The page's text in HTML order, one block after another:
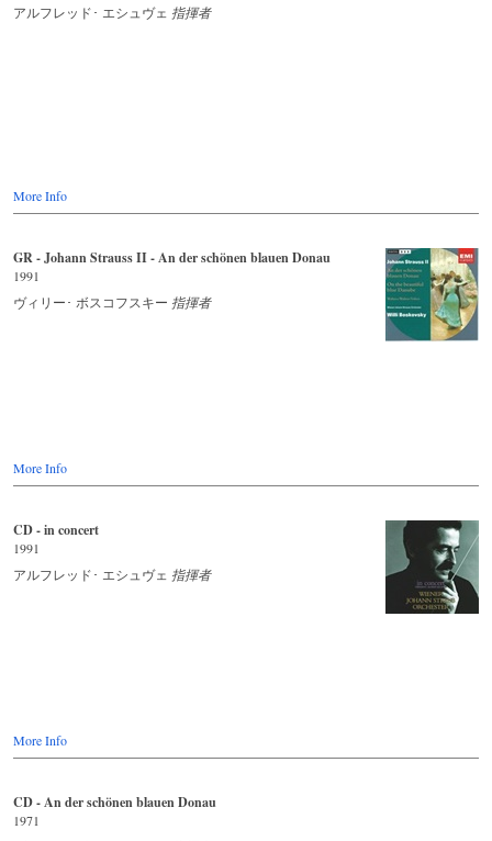
アルフレッド･ エシュヴェ 指揮者
More Info
GR - Johann Strauss II - An der schönen blauen Donau
1991
ヴィリー･ ボスコフスキー 指揮者
More Info
CD - in concert
1991
アルフレッド･ エシュヴェ 指揮者
More Info
CD - An der schönen blauen Donau
1971